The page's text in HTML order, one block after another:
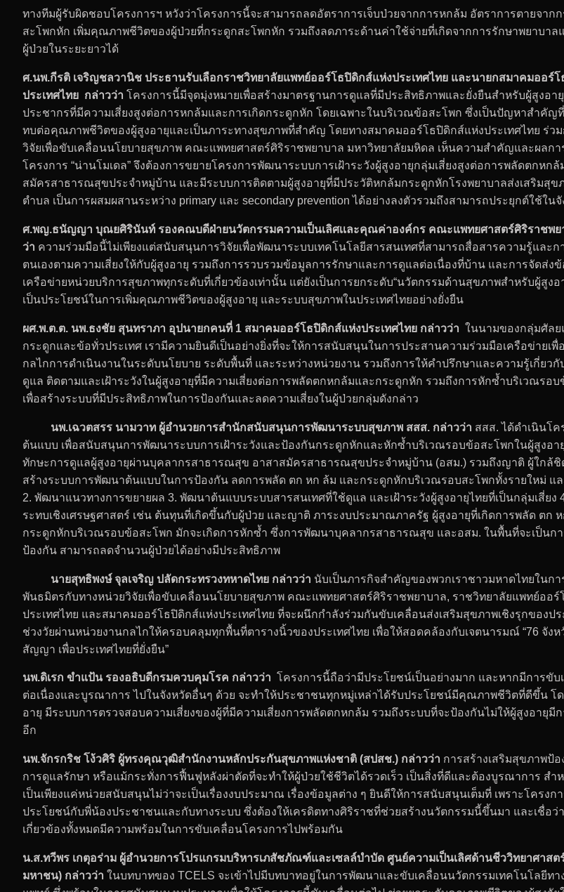
ทางทีมผู้รับผิดชอบโครงการฯ หวังว่าโครงการนี้จะสามารถลดอัตราการเจ็บป่วยจากการหกล้ม อัตราการตายจาก
สะโพกหัก เพิ่มคุณภาพชีวิตของผู้ป่วยที่กระดูกสะโพกหัก รวมถึงลดภาระด้านค่าใช้จ่ายที่เกิดจากการรักษาพยาบาล
ผู้ป่วยในระยะยาวได้
ศ.นพ.กีรติ เจริญชลวานิช ประธานรับเลือกราชวิทยาลัยแพทย์ออร์โธปิดิกส์แห่งประเทศไทย และนายกสมาคมออร์โ
ประเทศไทย กล่าวว่า โครงการนี้มีจุดมุ่งหมายเพื่อสร้างมาตรฐานการดูแลที่มีประสิทธิภาพและยั่งยืนสำหรับผู้สูงอา
ประชากรที่มีความเสี่ยงสูงต่อการหกล้มและการเกิดกระดูกหัก โดยเฉพาะในบริเวณข้อสะโพก ซึ่งเป็นปัญหาสำคัญ
ทบต่อคุณภาพชีวิตของผู้สูงอายุและเป็นภาระทางสุขภาพที่สำคัญ โดยทางสมาคมออร์โธปิดิกส์แห่งประเทศไทย ร่ว
วิจัยเพื่อขับเคลื่อนนโยบายสุขภาพ คณะแพทยศาสตร์ศิริราชพยาบาล มหาวิทยาลัยมหิดล เห็นความสำคัญและผลกา
โครงการ “น่านโมเดล” จึงต้องการขยายโครงการพัฒนาระบบการเฝ้าระวังผู้สูงอายุกลุ่มเสี่ยงสูงต่อการพลัดตกหกล้
สมัครสาธารณสุขประจำหมู่บ้าน และมีระบบการติดตามผู้สูงอายุที่มีประวัติหกล้มกระดูกหักโรงพยาบาลส่งเสริมสุข
ตำบล เป็นการผสมผสานระหว่าง primary และ secondary prevention ได้อย่างลงตัวรวมถึงสามารถประยุกต์ใช้ใน
ศ.พญ.ธนัญญา บุณยศิรินันท์ รองคณบดีฝ่ายนวัตกรรมความเป็นเลิศเเละคุณค่าองค์กร คณะแพทยศาสตร์ศิริราชพย
ว่า ความร่วมมือนี้ไม่เพียงแต่สนับสนุนการวิจัยเพื่อพัฒนาระบบเทคโนโลยีสารสนเทศที่สามารถสื่อสารความรู้และก
ตนเองตามความเสี่ยงให้กับผู้สูงอายุ รวมถึงการรวบรวมข้อมูลการรักษาและการดูแลต่อเนื่องที่บ้าน และการจัดส่ง
เครือข่ายหน่วยบริการสุขภาพทุกระดับที่เกี่ยวข้องเท่านั้น แต่ยังเป็นการยกระดับ“นวัตกรรมด้านสุขภาพสำหรับผู้สูงอ
เป็นประโยชน์ในการเพิ่มคุณภาพชีวิตของผู้สูงอายุ และระบบสุขภาพในประเทศไทยอย่างยั่งยืน
ผศ.พ.ต.ต. นพ.ธงชัย สุนทราภา อุปนายกคนที่ 1 สมาคมออร์โธปิดิกส์แห่งประเทศไทย กล่าวว่า ในนามของกลุ่มศัลย
กระดูกและข้อทั่วประเทศ เรามีความยินดีเป็นอย่างยิ่งที่จะให้การสนับสนุนในการประสานความร่วมมือเครือข่ายเพื่
กลไกการดำเนินงานในระดับนโยบาย ระดับพื้นที่ และระหว่างหน่วยงาน รวมถึงการให้คำปรึกษาและความรู้เกี่ยวกั
ดูแล ติดตามและเฝ้าระวังในผู้สูงอายุที่มีความเสี่ยงต่อการพลัดตกหกล้มและกระดูกหัก รวมถึงการหักซ้ำบริเวณรอบ
เพื่อสร้างระบบที่มีประสิทธิภาพในการป้องกันและลดความเสี่ยงในผู้ป่วยกลุ่มดังกล่าว
นพ.เฉวตสรร นามวาท ผู้อำนวยการสำนักสนับสนุนการพัฒนาระบบสุขภาพ สสส. กล่าวว่า สสส. ได้ดำเนินโค
ต้นแบบ เพื่อสนับสนุนการพัฒนาระบบการเฝ้าระวังและป้องกันกระดูกหักและหักซ้ำบริเวณรอบข้อสะโพกในผู้สูงอา
ทักษะการดูแลผู้สูงอายุผ่านบุคลากรสาธารณสุข อาสาสมัครสาธารณสุขประจำหมู่บ้าน (อสม.) รวมถึงญาติ ผู้ใกล้ชิ
สร้างระบบการพัฒนาต้นแบบในการป้องกัน ลดการพลัด ตก หก ล้ม และกระดูกหักบริเวณรอบสะโพกทั้งรายใหม่ แ
2. พัฒนาแนวทางการขยายผล 3. พัฒนาต้นแบบระบบสารสนเทศที่ใช้ดูแล และเฝ้าระวังผู้สูงอายุไทยที่เป็นกลุ่มเสี่ยง
ระทบเชิงเศรษฐศาสตร์ เช่น ต้นทุนที่เกิดขึ้นกับผู้ป่วย และญาติ ภาระงบประมาณภาครัฐ ผู้สูงอายุที่เกิดการพลัด ตก
กระดูกหักบริเวณรอบข้อสะโพก มักจะเกิดการหักซ้ำ ซึ่งการพัฒนาบุคลากรสาธารณสุข และอสม. ในพื้นที่จะเป็นกา
ป้องกัน สามารถลดจำนวนผู้ป่วยได้อย่างมีประสิทธิภาพ
นายสุทธิพงษ์ จุลเจริญ ปลัดกระทรวงทหาดไทย กล่าวว่า นับเป็นภารกิจสำคัญของพวกเราชาวมหาดไทยในกา
พันธมิตรกับทางหน่วยวิจัยเพื่อขับเคลื่อนนโยบายสุขภาพ คณะแพทยศาสตร์ศิริราชพยาบาล, ราชวิทยาลัยแพทย์ออร์
ประเทศไทย และสมาคมออร์โธปิดิกส์แห่งประเทศไทย ที่จะผนึกกำลังร่วมกันขับเคลื่อนส่งเสริมสุขภาพเชิงรุกของป
ช่วงวัยผ่านหน่วยงานกลไกให้ครอบคลุมทุกพื้นที่ตารางนิ้วของประเทศไทย เพื่อให้สอดคล้องกับเจตนารมณ์ “76 จัง
สัญญา เพื่อประเทศไทยที่ยั่งยืน”
นพ.ดิเรก ขำแป้น รองอธิบดีกรมควบคุมโรค กล่าวว่า โครงการนี้ถือว่ามีประโยชน์เป็นอย่างมาก และหากมีการขับ
ต่อเนื่องและบูรณาการ ไปในจังหวัดอื่นๆ ด้วย จะทำให้ประชาชนทุกหมู่เหล่าได้รับประโยชน์มีคุณภาพชีวิตที่ดีขึ้น โด
อายุ มีระบบการตรวจสอบความเสี่ยงของผู้ที่มีความเสี่ยงการพลัดตกหกล้ม รวมถึงระบบที่จะป้องกันไม่ให้ผู้สูงอายุมี
อีก
นพ.จักรกริช โง้วศิริ ผู้ทรงคุณวุฒิสำนักงานหลักประกันสุขภาพแห่งชาติ (สปสช.) กล่าวว่า การสร้างเสริมสุขภาพป้
การดูแลรักษา หรือแม้กระทั่งการฟื้นฟูหลังผ่าตัดที่จะทำให้ผู้ป่วยใช้ชีวิตได้รวดเร็ว เป็นสิ่งที่ดีและต้องบูรณาการ สำ
เป็นเพียงแค่หน่วยสนับสนุนไม่ว่าจะเป็นเรื่องงบประมาณ เรื่องข้อมูลต่าง ๆ ยินดีให้การสนับสนุนเต็มที่ เพราะโครงก
ประโยชน์กับพี่น้องประชาชนและกับทางระบบ ซึ่งต้องให้เครดิตทางศิริราชที่ช่วยสร้างนวัตกรรมนี้ขึ้นมา และเชื่อว่
เกี่ยวข้องทั้งหมดมีความพร้อมในการขับเคลื่อนโครงการไปพร้อมกัน
น.ส.ทวีพร เกตุอร่าม ผู้อำนวยการโปรแกรมบริหารเภสัชภัณฑ์และเซลล์บำบัด ศูนย์ความเป็นเลิศด้านชีววิทยาศาสต
มหาชน) กล่าวว่า ในบทบาทของ TCELS จะเข้าไปมีบทบาทอยู่ในการพัฒนาและขับเคลื่อนนวัตกรรมเทคโนโลยีทา